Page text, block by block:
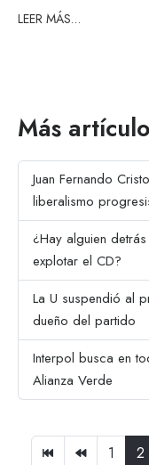
LEER MÁS…
Más
Juan Fernando
liberalismo
¿Hay alguien
explotar el CD?
La U suspendió al
dueño del partido
Interpol busca en
Alianza Verde
1 2